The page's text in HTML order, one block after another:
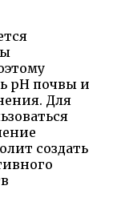
pH почвы и
Для
создать